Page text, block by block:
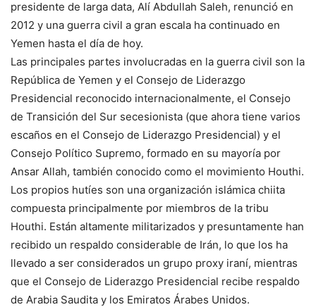
presidente de larga data, Alí Abdullah Saleh, renunció en
2012 y una guerra civil a gran escala ha continuado en
Yemen hasta el día de hoy.
Las principales partes involucradas en la guerra civil son la
República de Yemen y el Consejo de Liderazgo
Presidencial reconocido internacionalmente, el Consejo
de Transición del Sur secesionista (que ahora tiene varios
escaños en el Consejo de Liderazgo Presidencial) y el
Consejo Político Supremo, formado en su mayoría por
Ansar Allah, también conocido como el movimiento Houthi.
Los propios hutíes son una organización islámica chiita
compuesta principalmente por miembros de la tribu
Houthi. Están altamente militarizados y presuntamente han
recibido un respaldo considerable de Irán, lo que los ha
llevado a ser considerados un grupo proxy iraní, mientras
que el Consejo de Liderazgo Presidencial recibe respaldo
de Arabia Saudita y los Emiratos Árabes Unidos.